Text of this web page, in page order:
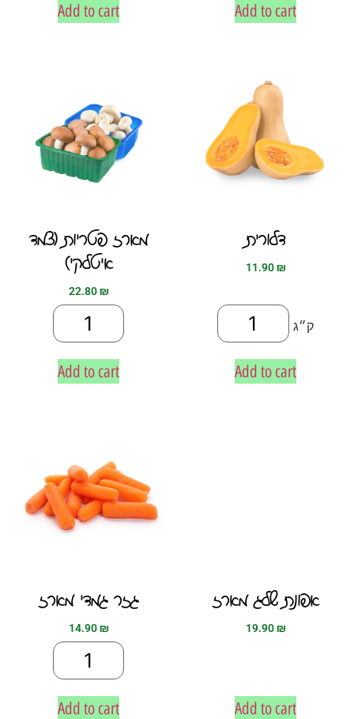
Add to cart Add to cart
מארז פטריות (צמד
איטלקי)
22.80₪
Add to cart
דלורית
11.90₪
ק״ג
Add to cart
גזר גמדי מארז
14.90₪
Add to cart
אפונת שלג מארז
19.90₪
Add to cart